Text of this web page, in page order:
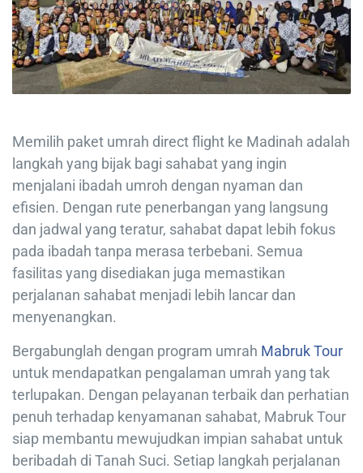
Memilih paket umrah direct flight ke Madinah adalah
langkah yang bijak bagi sahabat yang ingin
menjalani ibadah umroh dengan nyaman dan
efisien. Dengan rute penerbangan yang langsung
dan jadwal yang teratur, sahabat dapat lebih fokus
pada ibadah tanpa merasa terbebani. Semua
fasilitas yang disediakan juga memastikan
perjalanan sahabat menjadi lebih lancar dan
menyenangkan.
Bergabunglah dengan program umrah Mabruk Tour
untuk mendapatkan pengalaman umrah yang tak
terlupakan. Dengan pelayanan terbaik dan perhatian
penuh terhadap kenyamanan sahabat, Mabruk Tour
siap membantu mewujudkan impian sahabat untuk
beribadah di Tanah Suci. Setiap langkah perjalanan